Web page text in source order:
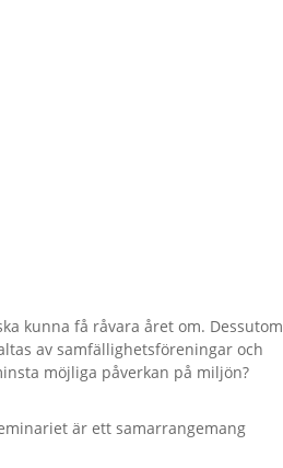
kunna få råvara året om. Dessutom
av samfällighetsföreningar och
möjliga påverkan på miljön?
är ett samarrangemang